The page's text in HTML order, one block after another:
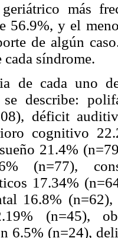
más
56.9%, y el
de algún
cada síndrome.
de cada uno
se describe:
déficit
cognitivo
21.4%
(n=77),
17.34%
16.8%
(n=45),
6.5% (n=24),